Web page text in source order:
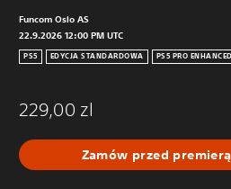
Funcom Oslo AS
22.9.2026 12:00 PM UTC
PS5 EDYCJA STANDARDOWA PS5 PRO ENHANCED
229,00 zl
Zamów przed premierą